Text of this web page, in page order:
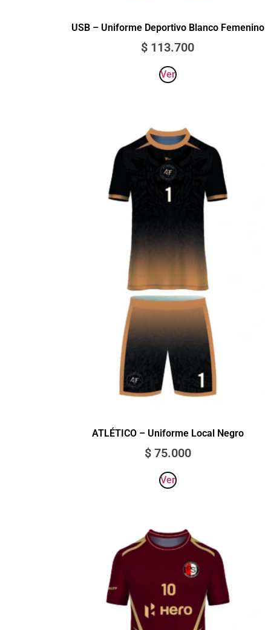
USB – Uniforme Deportivo Blanco Femenino
$ 113.700
Ver
ATLÉTICO – Uniforme Local Negro
$75.000
Ver